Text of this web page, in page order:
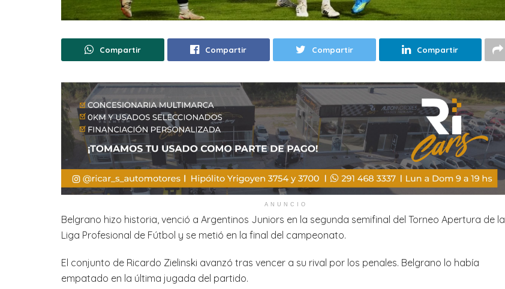
Compartir Compartir Compartir Compartir
ANUNCIO
Belgrano hizo historia, venció a Argentinos Juniors en la segunda semifinal del Torneo Apertura de la
Liga Profesional de Fútbol y se metió en la final del campeonato.
El conjunto de Ricardo Zielinski avanzó tras vencer a su rival por los penales. Belgrano lo había
empatado en la última jugada del partido.